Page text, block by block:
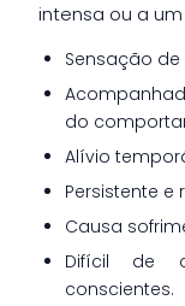
intensa ou a
Sensação
do
Alívio
Persistente e
Causa
Difícil de
conscientes.